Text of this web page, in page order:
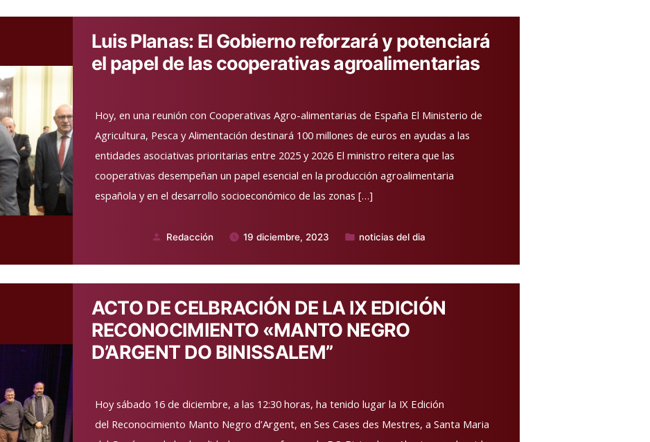
Luis Planas: El Gobierno reforzará y potenciará
el papel de las cooperativas agroalimentarias
Hoy, en una reunión con Cooperativas Agro-alimentarias de España El Ministerio de
Agricultura, Pesca y Alimentación destinará 100 millones de euros en ayudas a las
entidades asociativas prioritarias entre 2025 y 2026 El ministro reitera que las
cooperativas desempeñan un papel esencial en la producción agroalimentaria
española y en el desarrollo socioeconómico de las zonas […]
Publicado
Redacción 19 diciembre, 2023
Publicado
noticias del dia
ACTO DE CELBRACIÓN DE LA IX EDICIÓN
RECONOCIMIENTO «MANTO NEGRO
D’ARGENT DO BINISSALEM”
Hoy sábado 16 de diciembre, a las 12:30 horas, ha tenido lugar la IX Edición
del Reconocimiento Manto Negro d’Argent, en Ses Cases des Mestres, a Santa Maria